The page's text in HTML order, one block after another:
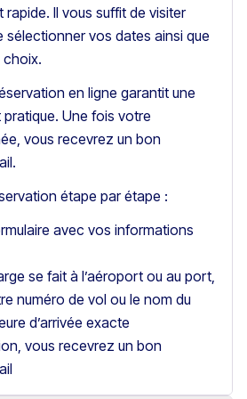
Il vous suffit de visiter
sélectionner vos dates ainsi que
choix.
en ligne garantit une
Une fois votre
vous recevrez un bon
étape par étape :
avec vos informations
se fait à l’aéroport ou au port,
numéro de vol ou le nom du
d’arrivée exacte
vous recevrez un bon